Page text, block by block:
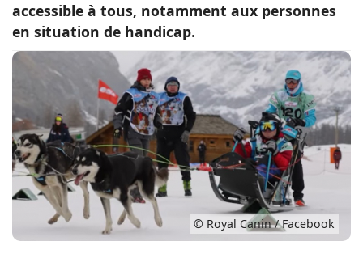
accessible à tous, notamment aux personnes
en situation de handicap.
© Royal Canin / Facebook